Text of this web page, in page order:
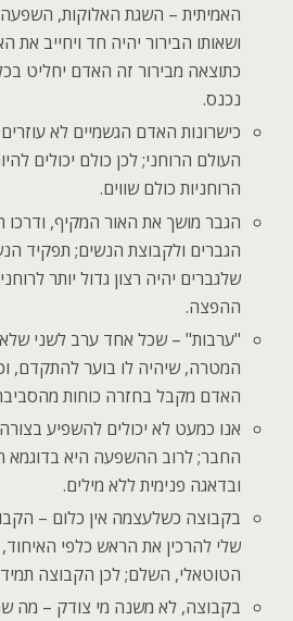
האמיתית – השגת האלוקות,
ושאותו הבירור יהיה חד ויחייב את
כתוצאה מבירור זה האדם יחליט
נכנס.
כישרונות האדם הגשמיים לא
העולם הרוחני; לכן כולם יכולים
הרוחניות כולם שווים.
הגבר מושך את האור המקיף, ודרכו
הגברים ולקבוצת הנשים; תפקיד
שלגברים יהיה רצון גדול יותר
ההפצה.
"ערבות" – שכל אחד ערב לשני שלא
המטרה, שיהיה לו בוער להתקדם,
האדם מקבל בחזרה כוחות
אנו כמעט לא יכולים להשפיע בצורה
החבר; לרוב ההשפעה היא בדוגמא
ובדאגה פנימית ללא מילים.
בקבוצה כשלעצמה אין כלום –
שלי להרכין את הראש כלפי
הטוטאלי, השלם; לכן הקבוצה
בקבוצה, לא משנה מי צודק – מה